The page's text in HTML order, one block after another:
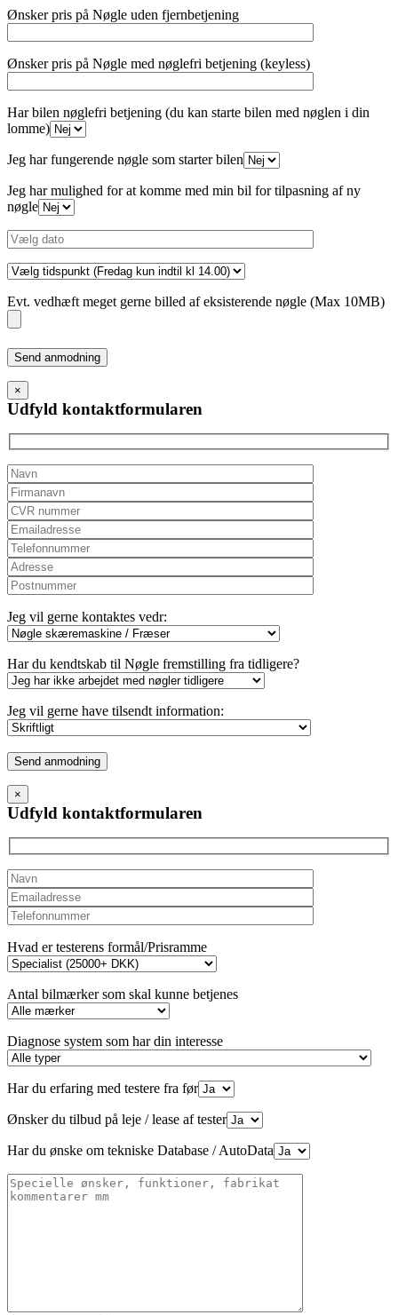
Ønsker pris på Nøgle uden fjernbetjening
Ønsker pris på Nøgle med nøglefri betjening (keyless)
Har bilen nøglefri betjening (du kan starte bilen med nøglen i din
lomme)
Jeg har fungerende nøgle som starter bilen
Jeg har mulighed for at komme med min bil for tilpasning af ny
nøgle
Evt. vedhæft meget gerne billed af eksisterende nøgle (Max 10MB)
Please
leave
this
field
empty.
×
Udfyld kontaktformularen
Jeg vil gerne kontaktes vedr:
Har du kendtskab til Nøgle fremstilling fra tidligere?
Jeg vil gerne have tilsendt information:
Please
leave
this
field
empty.
×
Udfyld kontaktformularen
Hvad er testerens formål/Prisramme
Antal bilmærker som skal kunne betjenes
Diagnose system som har din interesse
Har du erfaring med testere fra før
Ønsker du tilbud på leje / lease af tester
Har du ønske om tekniske Database / AutoData